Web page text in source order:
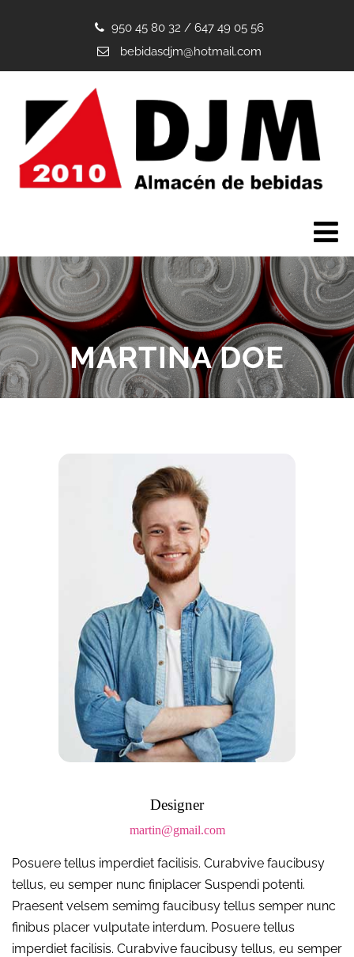
950 45 80 32 / 647 49 05 56
bebidasdjm@hotmail.com
MARTINA DOE
Designer
martin@gmail.com
Posuere tellus imperdiet facilisis. Curabvive faucibusy
tellus, eu semper nunc finiplacer Suspendi potenti.
Praesent velsem semimg faucibusy tellus semper nunc
finibus placer vulputate interdum. Posuere tellus
imperdiet facilisis. Curabvive faucibusy tellus, eu semper